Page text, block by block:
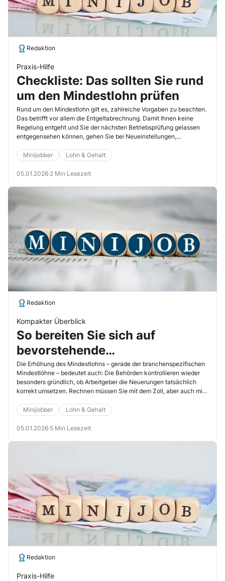
Redaktion
Praxis-Hilfe
Checkliste: Das sollten Sie rund
um den Mindestlohn prüfen
Rund um den Mindestlohn gilt es, zahlreiche Vorgaben zu beachten.
Das betrifft vor allem die Entgeltabrechnung. Damit Ihnen keine
Regelung entgeht und Sie der nächsten Betriebsprüfung gelassen
entgegensehen können, gehen Sie bei Neueinstellungen,
immer die Checkliste durch.
Minijobber Lohn & Gehalt
05.01.2026·2 Min Lesezeit
Redaktion
Kompakter Überblick
So bereiten Sie sich auf
bevorstehende
Mindestlohnkontrollen optimal
vor
Die Erhöhung des Mindestlohns – gerade der branchenspezifischen
Mindestlöhne – bedeutet auch: Die Behörden kontrollieren wieder
besonders gründlich, ob Arbeitgeber die Neuerungen tatsächlich
korrekt umsetzen. Rechnen müssen Sie mit dem Zoll, aber auch mit
Finanzamt. Sind Ihre Aufzeichnungen korrekt und sind Sie auf das,
was kommt, ausreichend vorbereitet, ist alles nur halb so schlimm.
Minijobber Lohn & Gehalt
05.01.2026·5 Min Lesezeit
Redaktion
Praxis-Hilfe